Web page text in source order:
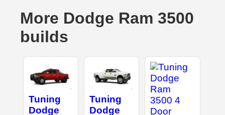
More Dodge Ram 3500
builds
Tuning
Dodge
Tuning
Dodge